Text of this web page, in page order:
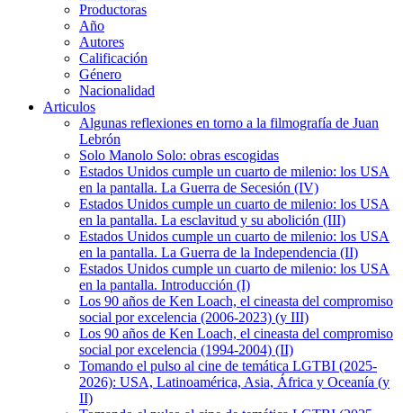
Productoras
Año
Autores
Calificación
Género
Nacionalidad
Articulos
Algunas reflexiones en torno a la filmografía de Juan
Lebrón
Solo Manolo Solo: obras escogidas
Estados Unidos cumple un cuarto de milenio: los USA
en la pantalla. La Guerra de Secesión (IV)
Estados Unidos cumple un cuarto de milenio: los USA
en la pantalla. La esclavitud y su abolición (III)
Estados Unidos cumple un cuarto de milenio: los USA
en la pantalla. La Guerra de la Independencia (II)
Estados Unidos cumple un cuarto de milenio: los USA
en la pantalla. Introducción (I)
Los 90 años de Ken Loach, el cineasta del compromiso
social por excelencia (2006-2023) (y III)
Los 90 años de Ken Loach, el cineasta del compromiso
social por excelencia (1994-2004) (II)
Tomando el pulso al cine de temática LGTBI (2025-
2026): USA, Latinoamérica, Asia, África y Oceanía (y
II)